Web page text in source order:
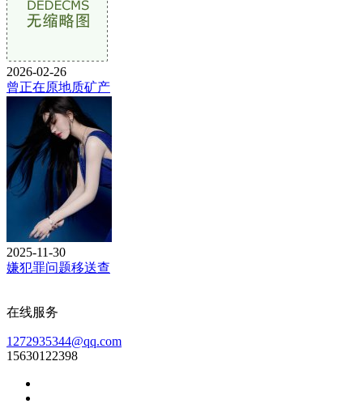
2026-02-26
曾正在原地质矿产
2025-11-30
嫌犯罪问题移送查
在线服务
1272935344@qq.com
15630122398